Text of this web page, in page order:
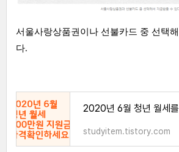
서울사랑상품권이나 선불카드 중 선택
다.
studyitem.tistory.com